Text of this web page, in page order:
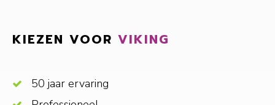
KIEZEN VOOR VIKING
50 jaar ervaring